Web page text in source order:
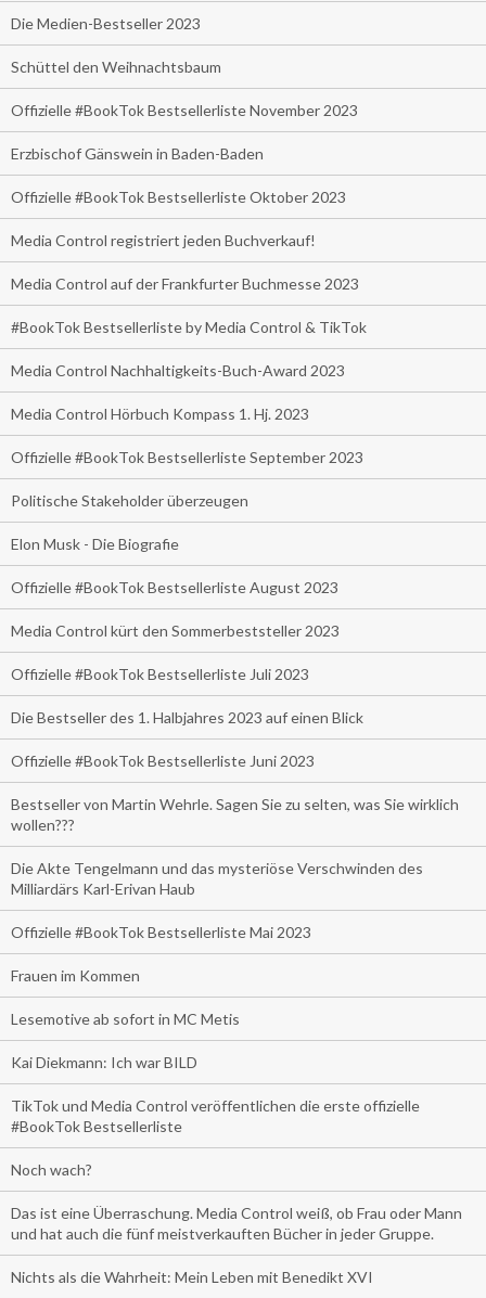
Die Medien-Bestseller 2023
Schüttel den Weihnachtsbaum
Offizielle #BookTok Bestsellerliste November 2023
Erzbischof Gänswein in Baden-Baden
Offizielle #BookTok Bestsellerliste Oktober 2023
Media Control registriert jeden Buchverkauf!
Media Control auf der Frankfurter Buchmesse 2023
#BookTok Bestsellerliste by Media Control & TikTok
Media Control Nachhaltigkeits-Buch-Award 2023
Media Control Hörbuch Kompass 1. Hj. 2023
Offizielle #BookTok Bestsellerliste September 2023
Politische Stakeholder überzeugen
Elon Musk - Die Biografie
Offizielle #BookTok Bestsellerliste August 2023
Media Control kürt den Sommerbeststeller 2023
Offizielle #BookTok Bestsellerliste Juli 2023
Die Bestseller des 1. Halbjahres 2023 auf einen Blick
Offizielle #BookTok Bestsellerliste Juni 2023
Bestseller von Martin Wehrle. Sagen Sie zu selten, was Sie wirklich
wollen???
Die Akte Tengelmann und das mysteriöse Verschwinden des
Milliardärs Karl-Erivan Haub
Offizielle #BookTok Bestsellerliste Mai 2023
Frauen im Kommen
Lesemotive ab sofort in MC Metis
Kai Diekmann: Ich war BILD
TikTok und Media Control veröffentlichen die erste offizielle
#BookTok Bestsellerliste
Noch wach?
Das ist eine Überraschung. Media Control weiß, ob Frau oder Mann
und hat auch die fünf meistverkauften Bücher in jeder Gruppe.
Nichts als die Wahrheit: Mein Leben mit Benedikt XVI